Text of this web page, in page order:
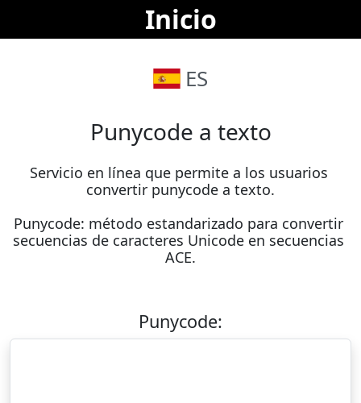
Inicio
ES
Punycode a texto
Servicio en línea que permite a los usuarios
convertir punycode a texto.
Punycode: método estandarizado para convertir
secuencias de caracteres Unicode en secuencias
ACE.
Punycode: